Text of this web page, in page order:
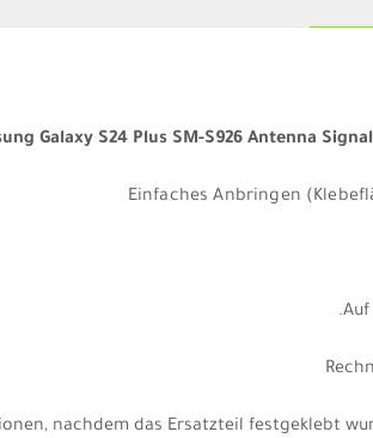
Galaxy S24 Plus SM-S926 Antenna
Einfaches Anbringen
nachdem das Ersatzteil festgeklebt